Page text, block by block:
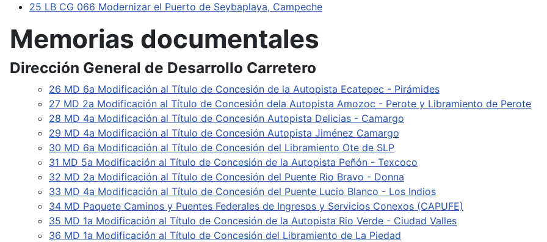
25 LB CG 066 Modernizar el Puerto de Seybaplaya, Campeche
Memorias documentales
Dirección General de Desarrollo Carretero
26 MD 6a Modificación al Título de Concesión de la Autopista Ecatepec - Pirámides
27 MD 2a Modificación al Título de Concesión dela Autopista Amozoc - Perote y Libramiento de Perote
28 MD 4a Modificación al Título de Concesión Autopista Delicias - Camargo
29 MD 4a Modificación al Título de Concesión Autopista Jiménez Camargo
30 MD 6a Modificación al Título de Concesión del Libramiento Ote de SLP
31 MD 5a Modificación al Título de Concesión de la Autopista Peñón - Texcoco
32 MD 2a Modificación al Título de Concesión del Puente Rio Bravo - Donna
33 MD 4a Modificación al Título de Concesión del Puente Lucio Blanco - Los Indios
34 MD Paquete Caminos y Puentes Federales de Ingresos y Servicios Conexos (CAPUFE)
35 MD 1a Modificación al Título de Concesión de la Autopista Rio Verde - Ciudad Valles
36 MD 1a Modificación al Título de Concesión del Libramiento de La Piedad